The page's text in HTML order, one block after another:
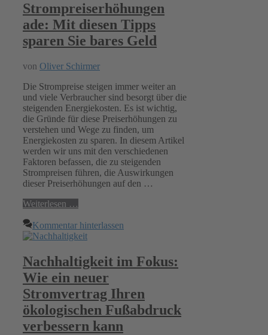
Strompreiserhöhungen
ade: Mit diesen Tipps
sparen Sie bares Geld
von Oliver Schirmer
Die Strompreise steigen immer weiter an
und viele Verbraucher sind besorgt über die
steigenden Energiekosten. Es ist wichtig,
die Gründe für diese Preiserhöhungen zu
verstehen und Wege zu finden, um
Energiekosten zu sparen. In diesem Artikel
werden wir uns mit den verschiedenen
Faktoren befassen, die zu steigenden
Strompreisen führen, die Auswirkungen
dieser Preiserhöhungen auf den …
Weiterlesen …
Kommentar hinterlassen
Nachhaltigkeit im Fokus:
Wie ein neuer
Stromvertrag Ihren
ökologischen Fußabdruck
verbessern kann